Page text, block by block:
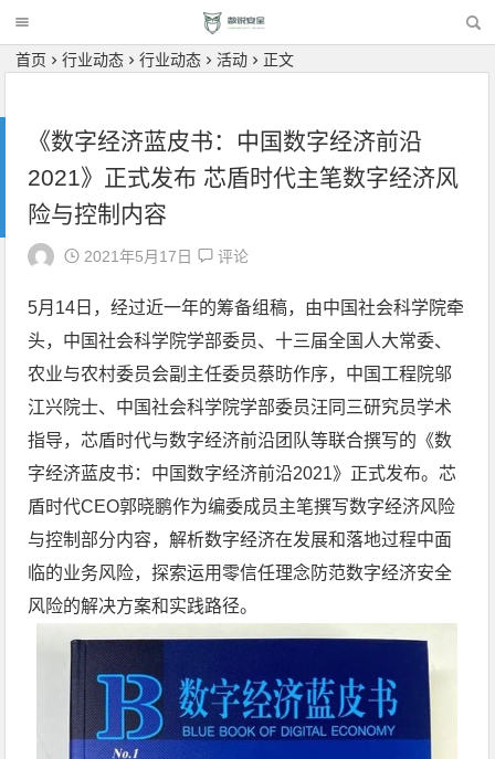
首页 行业动态 行业动态 活动 正文
《数字经济蓝皮书：中国数字经济前沿
2021》正式发布 芯盾时代主笔数字经济风
险与控制内容
2021年5月17日 评论
5月14日，经过近一年的筹备组稿，由中国社会科学院牵
头，中国社会科学院学部委员、十三届全国人大常委、
农业与农村委员会副主任委员蔡昉作序，中国工程院邬
江兴院士、中国社会科学院学部委员汪同三研究员学术
指导，芯盾时代与数字经济前沿团队等联合撰写的《数
字经济蓝皮书：中国数字经济前沿2021》正式发布。芯
盾时代CEO郭晓鹏作为编委成员主笔撰写数字经济风险
与控制部分内容，解析数字经济在发展和落地过程中面
临的业务风险，探索运用零信任理念防范数字经济安全
风险的解决方案和实践路径。